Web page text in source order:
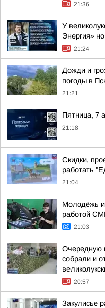
21:36
У
Энергия»
21:24
Дожди и
погоды в
21:21
Пятница, 7
21:18
Скидки,
работать
21:04
Молодёжь
работой
21:03
Очередную
собрали и
20:57
Закулисье